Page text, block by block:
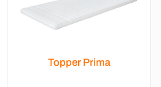
Topper Prima